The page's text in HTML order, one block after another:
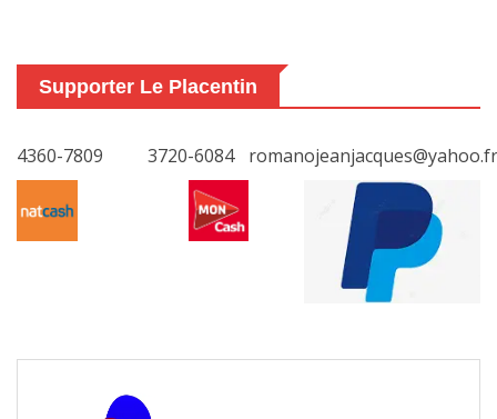
Supporter Le Placentin
4360-7809 3720-6084 romanojeanjacques@yahoo.fr